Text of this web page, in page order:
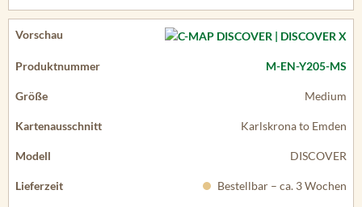
M-EN-Y205-MS
Medium
Karlskrona to Emden
DISCOVER
Bestellbar – ca. 3 Wochen